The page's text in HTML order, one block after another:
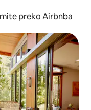
preko Airbnba